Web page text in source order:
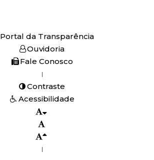
Portal da Transparência
Ouvidoria
Fale Conosco
|
Contraste
Acessibilidade
|